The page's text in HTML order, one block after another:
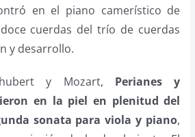
en el piano camerístico de
cuerdas del trío de cuerdas
y desarrollo.
y Mozart, Perianes y
en la piel en plenitud del
sonata para viola y piano,